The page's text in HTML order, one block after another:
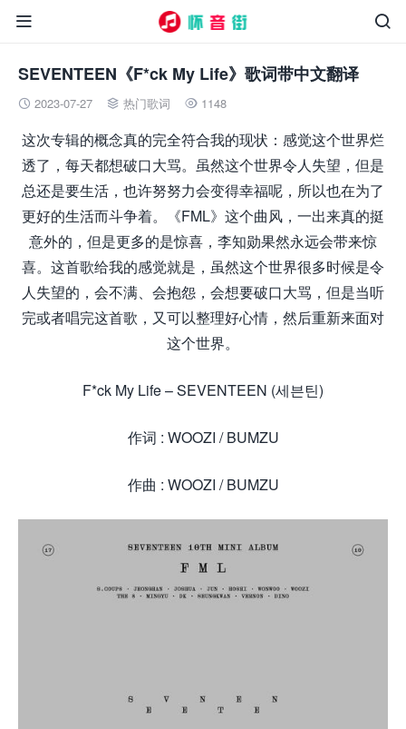


SEVENTEEN《F*ck My Life》歌词带中文翻译
 2023-07-27  热门歌词  1148
这次专辑的概念真的完全符合我的现状：感觉这个世界烂
透了，每天都想破口大骂。虽然这个世界令人失望，但是
总还是要生活，也许努努力会变得幸福呢，所以也在为了
更好的生活而斗争着。《FML》这个曲风，一出来真的挺
意外的，但是更多的是惊喜，李知勋果然永远会带来惊
喜。这首歌给我的感觉就是，虽然这个世界很多时候是令
人失望的，会不满、会抱怨，会想要破口大骂，但是当听
完或者唱完这首歌，又可以整理好心情，然后重新来面对
这个世界。
F*ck My Life – SEVENTEEN (세븐틴)
作词 : WOOZI / BUMZU
作曲 : WOOZI / BUMZU